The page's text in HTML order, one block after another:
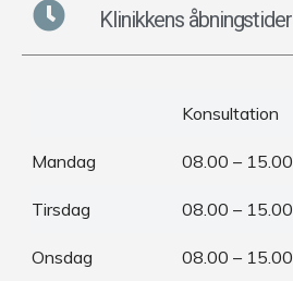
Klinikkens åbningstider
Konsultation
Mandag 08.00 – 15.00
Tirsdag 08.00 – 15.00
Onsdag 08.00 – 15.00